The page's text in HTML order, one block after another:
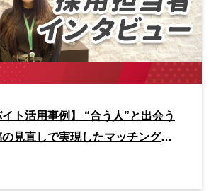
イト活用事例】 “合う人”と出会う
見直しで実現したマッチング改